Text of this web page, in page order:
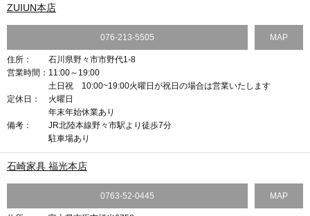
ZUIUN本店
076-213-5505 MAP
住所：
石川県野々市市野代1-8
営業時間： 11:00～19:00
土日祝 10:00~19:00火曜日が祝日の場合は営業いたします
定休日：
火曜日
年末年始休業あり
備考：
JR北陸本線野々市駅より徒歩7分
駐車場あり
石崎家具 福光本店
0763-52-0445 MAP